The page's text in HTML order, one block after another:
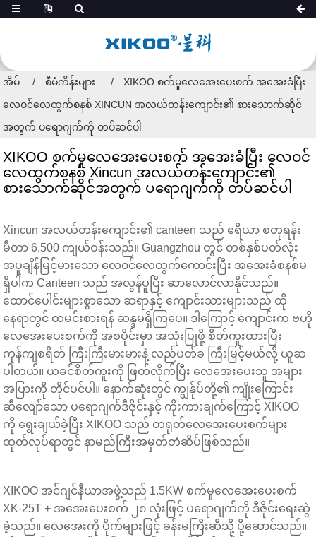
အိမ် စီမံကိန်းများ
XIKOO စက်မှုလေအေးပေးစက် အအေးခံပြီး
လေဝင်လေထွက်စနစ် XINCUN အလယ်တန်းကျောင်း၏ စားသောက်ဆိုင်
အတွက် ပရောဂျက်ကို တပ်ဆင်ပါ
XIKOO စက်မှုလေအေးပေးစက် အအေးခံပြီး လေဝင်
လေထွက်စနစ် Xincun အလယ်တန်းကျောင်း၏
စားသောက်ဆိုင်အတွက် ပရောဂျက်ကို တပ်ဆင်ပါ
Xincun အလယ်တန်းကျောင်း၏ canteen သည် ဧရိယာ စတုရန်း
မီတာ 6,500 ကျယ်ဝန်းသည်။ Guangzhou တွင် တစ်နှစ်ပတ်လုံး
အပူချိန်မြင့်မားသော လေ၀င်လေထွက်ကောင်းပြီး အအေးခံစနစ်မ
ရှိပါက Canteen သည် အလွန်ပူပြီး ဆာလောင်လာနိုင်သည်။
ထောင်ပေါင်းများစွာသော ဆရာနှင့် ကျောင်းသားများသည် ထို
နေရာတွင် ထမင်းစားရန် ဆန္ဒမရှိကြပေ။ ဒါကြောင့် ကျောင်းက ဗဟို
လေအေးပေးစက်ကို အစပိုင်းမှာ အသုံးပြုဖို့ စိတ်ကူးထားပြီး
ကုန်ကျစရိတ် ကြီးကြီးမားမားနဲ့ လည်ပတ်ခ ကြီးမြင့်မယ်လို့ ယူဆ
ပါတယ်။ ယခင်စိတ်ကူးကို ဖြတ်လိုက်ပြီး လေအေးပေးသူ အများ
အပြားကို တိုင်ပင်ပါ။ နောက်ဆုံးတွင် ကျွန်ုပ်တို့၏ ကျိုးကြောင်း
ဆီလျော်သော ပရောဂျက်ဒီဇိုင်းနှင့် ကိုးကားချက်ကြောင့် XIKOO
ကို ရွေးချယ်ခဲ့ပြီး XIKOO သည် တရုတ်လေအေးပေးစက်များ
ထုတ်လုပ်ရာတွင် နာမည်ကြီးအမှတ်တံဆိပ်ဖြစ်သည်။
XIKOO အင်ဂျင်နီယာအဖွဲ့သည် 1.5KW စက်မှုလေအေးပေးစက်
XK-25T + အအေးပေးစက် ၂၈ လုံးဖြင့် ပရောဂျက်ကို ဒီဇိုင်းရေးဆွဲ
ခဲ့သည်။ လေအေးကို ပိုက်များဖြင့် ခန်းမကြီးဆီသို့ ပို့ဆောင်သည်။